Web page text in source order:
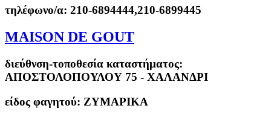
τηλέφωνο/α: 210-6894444,210-6899445
MAISON DE GOUT
διεύθνση-τοποθεσία καταστήματος:
ΑΠΟΣΤΟΛΟΠΟΥΛΟΥ 75 - ΧΑΛΑΝΔΡΙ
είδος φαγητού: ΖΥΜΑΡΙΚΑ